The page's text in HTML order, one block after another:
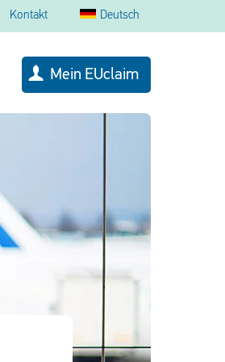
Kontakt Deutsch
Mein EUclaim